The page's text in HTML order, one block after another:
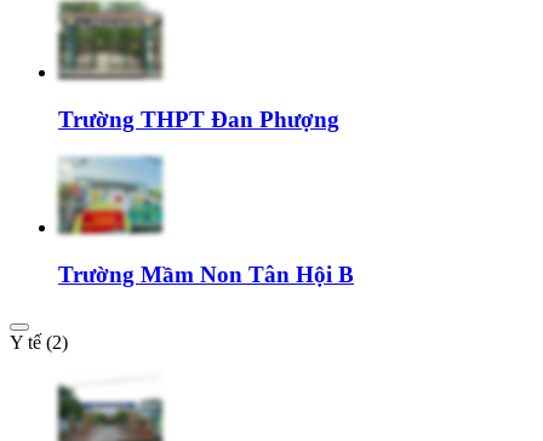
Trường THPT Đan Phượng
Trường Mầm Non Tân Hội B
Y tế (2)